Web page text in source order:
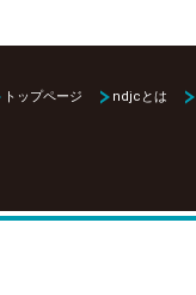
トップページ ndjcとは